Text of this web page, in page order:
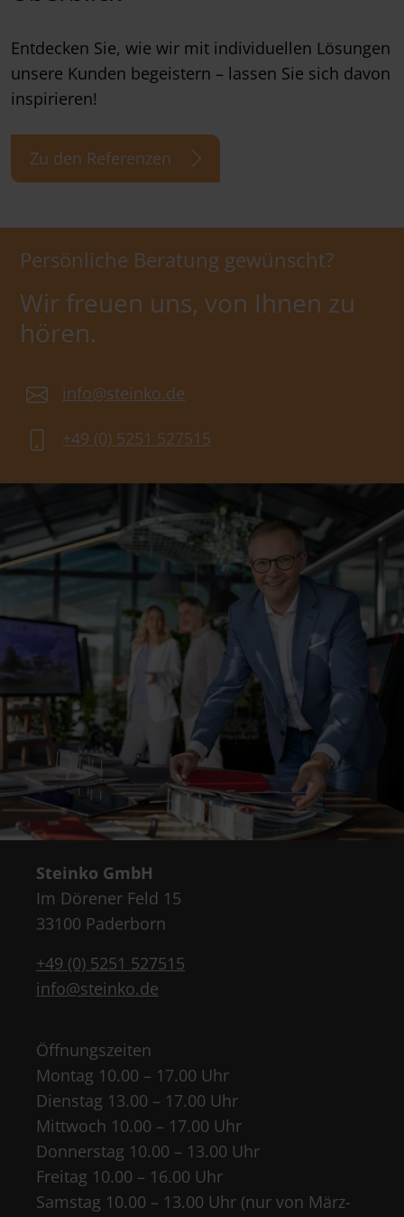
Entdecken Sie, wie wir mit individuellen Lösungen
unsere Kunden begeistern – lassen Sie sich davon
inspirieren!
Zu den Referenzen
Persönliche Beratung gewünscht?
Wir freuen uns, von Ihnen zu
hören.
info@steinko.de
+49 (0) 5251 527515
Steinko GmbH
Im Dörener Feld 15
33100 Paderborn
+49 (0) 5251 527515
info@steinko.de
Öffnungszeiten
Montag 10.00 – 17.00 Uhr
Dienstag 13.00 – 17.00 Uhr
Mittwoch 10.00 – 17.00 Uhr
Donnerstag 10.00 – 13.00 Uhr
Freitag 10.00 – 16.00 Uhr
Samstag 10.00 – 13.00 Uhr (nur von März-